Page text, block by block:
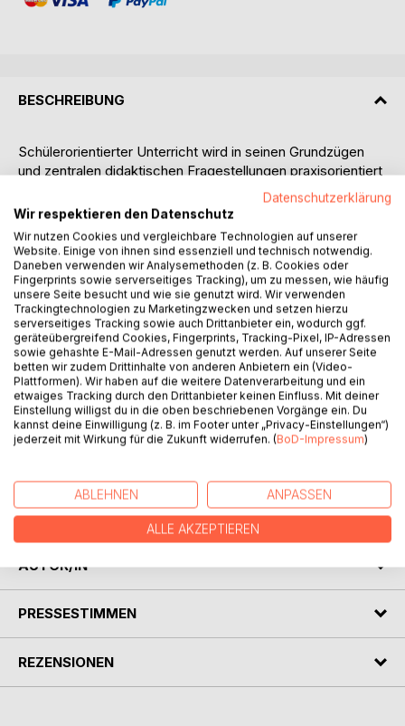
BESCHREIBUNG
Schülerorientierter Unterricht wird in seinen Grundzügen
und zentralen didaktischen Fragestellungen praxisorientiert
Schule ist Unterricht - Unterricht ist Schule! Auf diese
knappe Formel lässt sich die öffentliche Wahrnehmung
immer noch reduzieren, wenn von Schule die Rede ist oder
über die Qualität dieser Institution debattiert wird.
Dieser Band leistet einen wichtigen Beitrag zur optimalen
Qualifizierung von Lehrerinnen und Lehrern im Studium, im
Referendariat oder in Fort- und Weiterbildung, um sie zu
zeitgemäßem und bildungswirksamem Unterrichten zu
befähigen.
"Ein exzellenter Text, um angehenden Lehrern die Ziele,
nahe zu bringen."
PÄD-Forum
AUTOR/IN
PRESSESTIMMEN
REZENSIONEN
Datenschutzerklärung
Wir respektieren den Datenschutz
Wir nutzen Cookies und vergleichbare Technologien auf unserer
Website. Einige von ihnen sind essenziell und technisch notwendig.
Daneben verwenden wir Analysemethoden (z. B. Cookies oder
Fingerprints sowie serverseitiges Tracking), um zu messen, wie häufig
unsere Seite besucht und wie sie genutzt wird. Wir verwenden
Trackingtechnologien zu Marketingzwecken und setzen hierzu
serverseitiges Tracking sowie auch Drittanbieter ein, wodurch ggf.
geräteübergreifend Cookies, Fingerprints, Tracking-Pixel, IP-Adressen
sowie gehashte E-Mail-Adressen genutzt werden. Auf unserer Seite
betten wir zudem Drittinhalte von anderen Anbietern ein (Video-
Plattformen). Wir haben auf die weitere Datenverarbeitung und ein
etwaiges Tracking durch den Drittanbieter keinen Einfluss. Mit deiner
Einstellung willigst du in die oben beschriebenen Vorgänge ein. Du
kannst deine Einwilligung (z. B. im Footer unter „Privacy-Einstellungen“)
jederzeit mit Wirkung für die Zukunft widerrufen. (BoD-Impressum)
ABLEHNEN ANPASSEN
ALLE AKZEPTIEREN